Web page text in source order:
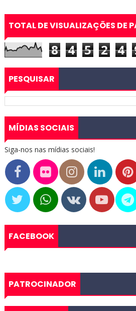
TOTAL DE VISUALIZAÇÕES DE
8 4 5 2 4
PESQUISAR
MÍDIAS SOCIAIS
Siga-nos nas mídias sociais!
FACEBOOK
PATROCINADOR